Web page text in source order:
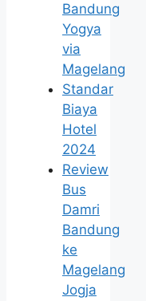
Bandung
Yogya
via
Magelang
Standar
Biaya
Hotel
2024
Review
Bus
Damri
Bandung
ke
Magelang
Jogja